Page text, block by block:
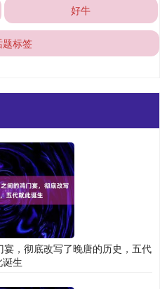
好牛
标签
，彻底改写了晚唐的历史，五代
生